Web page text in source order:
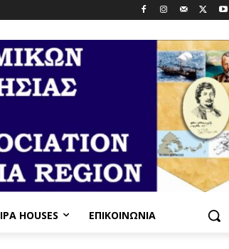
IPA HOUSES ΕΠΙΚΟΙΝΩΝΊΑ